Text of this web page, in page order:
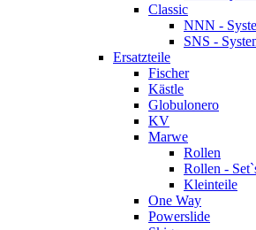
Classic
NNN -
SNS -
Ersatzteile
Fischer
Kästle
Globulonero
KV
Marwe
Rollen
Rollen -
Kleinteile
One Way
Powerslide